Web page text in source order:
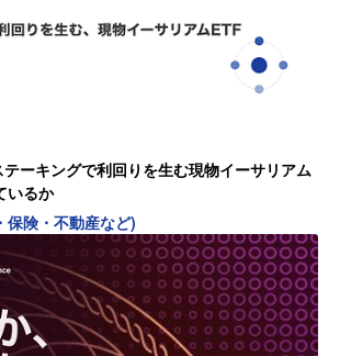
ーキングで利回りを生む現物イーサリアム
いるか
保険・不動産など)